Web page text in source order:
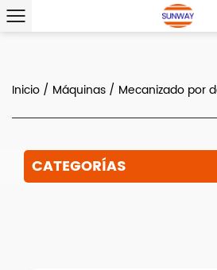
Inicio / Máquinas / Mecanizado por
CATEGORÍAS